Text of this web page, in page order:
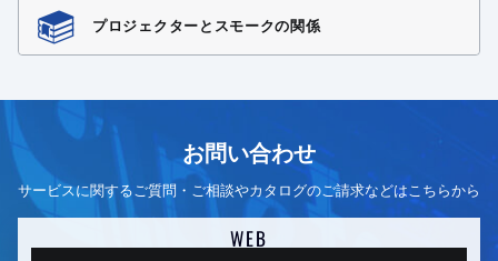
プロジェクターとスモークの関係
お問い合わせ
サービスに関するご質問・ご相談やカタログのご請求などはこちらから
WEB